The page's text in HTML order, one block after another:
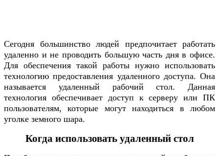
Сегодня большинство людей предпочитает работать
удаленно и не проводить большую часть дня в офисе.
Для обеспечения такой работы нужно использовать
технологию предоставления удаленного доступа. Она
называется удаленный рабочий стол. Данная
технология обеспечивает доступ к серверу или ПК
пользователям, которые могут находиться в любом
уголке земного шара.
Когда использовать удаленный стол